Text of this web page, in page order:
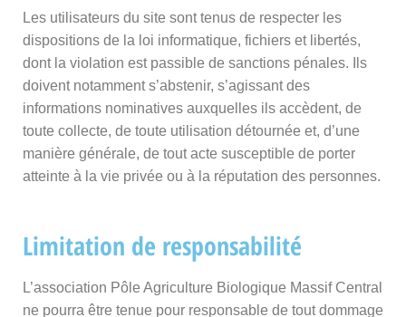
Les utilisateurs du site sont tenus de respecter les
dispositions de la loi informatique, fichiers et libertés,
dont la violation est passible de sanctions pénales. Ils
doivent notamment s’abstenir, s’agissant des
informations nominatives auxquelles ils accèdent, de
toute collecte, de toute utilisation détournée et, d’une
manière générale, de tout acte susceptible de porter
atteinte à la vie privée ou à la réputation des personnes.
Limitation de responsabilité
L’association Pôle Agriculture Biologique Massif Central
ne pourra être tenue pour responsable de tout dommage